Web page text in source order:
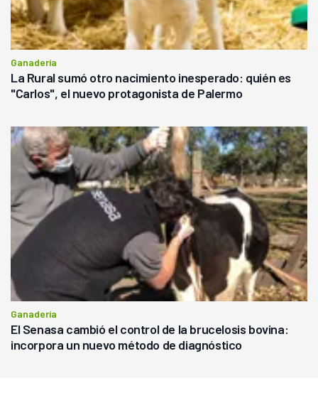
Ganadería
La Rural sumó otro nacimiento inesperado: quién es
"Carlos", el nuevo protagonista de Palermo
Ganadería
El Senasa cambió el control de la brucelosis bovina:
incorpora un nuevo método de diagnóstico